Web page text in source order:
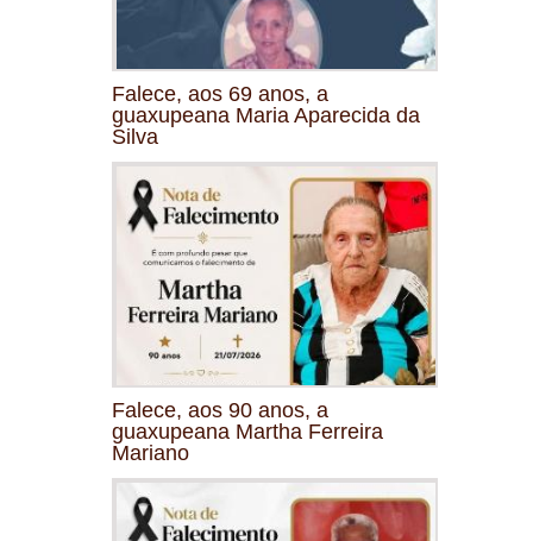
Falece, aos 69 anos, a
guaxupeana Maria Aparecida da
Silva
Falece, aos 90 anos, a
guaxupeana Martha Ferreira
Mariano